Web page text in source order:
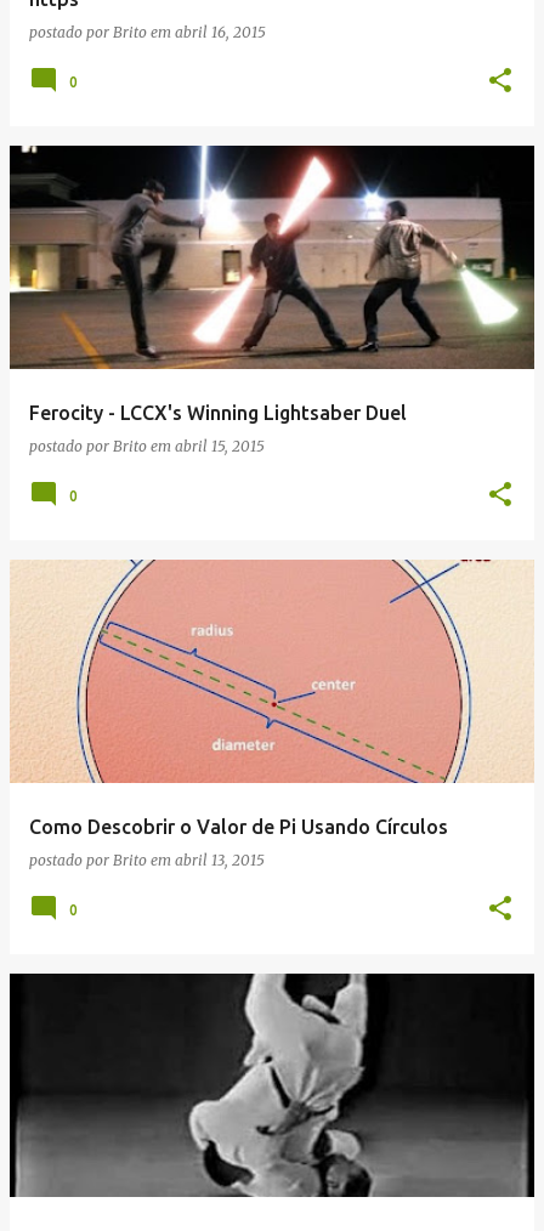
postado por Brito em abril 16, 2015
0
Ferocity - LCCX's Winning Lightsaber Duel
postado por Brito em abril 15, 2015
0
Como Descobrir o Valor de Pi Usando Círculos
postado por Brito em abril 13, 2015
0